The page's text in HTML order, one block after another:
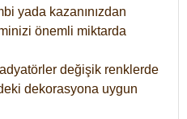
yada kazanınızdan
önemli miktarda
değişik renklerde
dekorasyona uygun